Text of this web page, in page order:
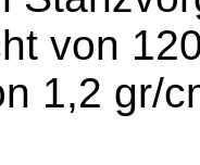
von
1,2 gr/